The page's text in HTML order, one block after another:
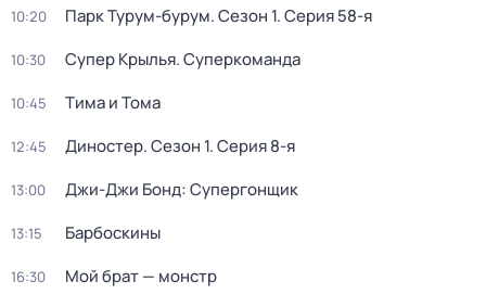
10:20 Парк Турум-бурум. Сезон 1. Серия 58-я
10:30 Супер Крылья. Суперкоманда
10:45 Тима и Тома
12:45 Диностер. Сезон 1. Серия 8-я
13:00 Джи-Джи Бонд: Супергонщик
13:15 Барбоскины
16:30 Мой брат — монстр